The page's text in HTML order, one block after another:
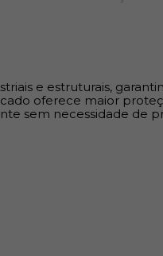
e eficiente – Maior
e estruturais,
oferece maior
sem necessidade de